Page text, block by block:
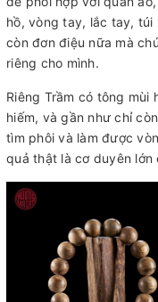
hồ, vòng tay, lắc tay, túi
còn đơn điệu nữa mà
riêng cho mình.
Riêng Trầm có tông mùi
hiếm, và gần như chỉ
tìm phôi và làm được
quả thật là cơ duyên lớn